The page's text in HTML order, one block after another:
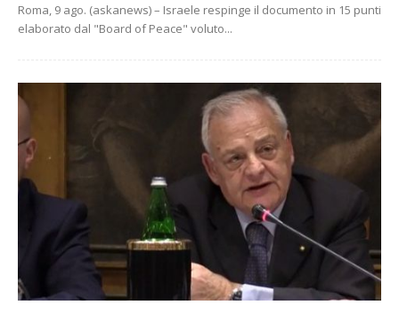
Roma, 9 ago. (askanews) – Israele respinge il documento in 15 punti
elaborato dal "Board of Peace" voluto...